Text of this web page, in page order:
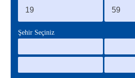
Şehir Seçiniz